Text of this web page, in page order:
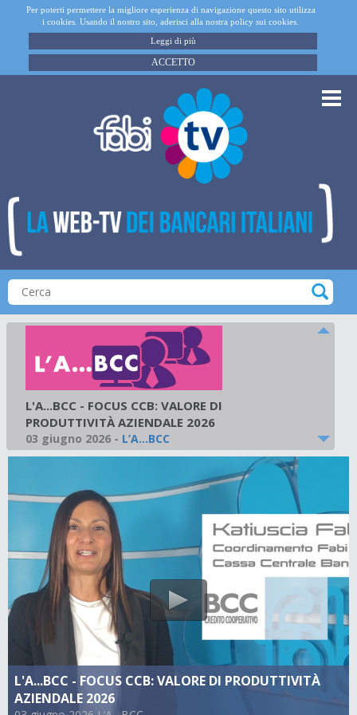
Per poterti permettere la migliore esperienza di navigazione questo sito utilizza
i cookies. Usando il nostro sito, aderisci alla nostra policy sui cookies.
Leggi di più
ACCETTO
L'A...BCC - FOCUS CCB: VALORE DI PRODUTTIVITÀ
AZIENDALE 2026
L'A...BCC - FOCUS CCB: VALORE DI
PRODUTTIVITÀ AZIENDALE 2026
03 giugno 2026 - L’A…BCC